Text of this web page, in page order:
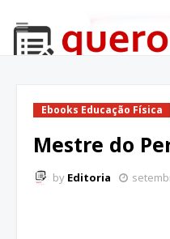
Ebooks Educação Física
Mestre do
by Editoria